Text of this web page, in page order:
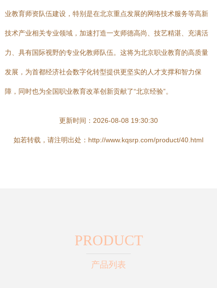
业教育师资队伍建设，特别是在北京重点发展的网络技术服务等高新
技术产业相关专业领域，加速打造一支师德高尚、技艺精湛、充满活
力、具有国际视野的专业化教师队伍。这将为北京职业教育的高质量
发展，为首都经济社会数字化转型提供更坚实的人才支撑和智力保
障，同时也为全国职业教育改革创新贡献了“北京经验”。
更新时间：2026-08-08 19:30:30
如若转载，请注明出处：http://www.kqsrp.com/product/40.html
PRODUCT
产品列表